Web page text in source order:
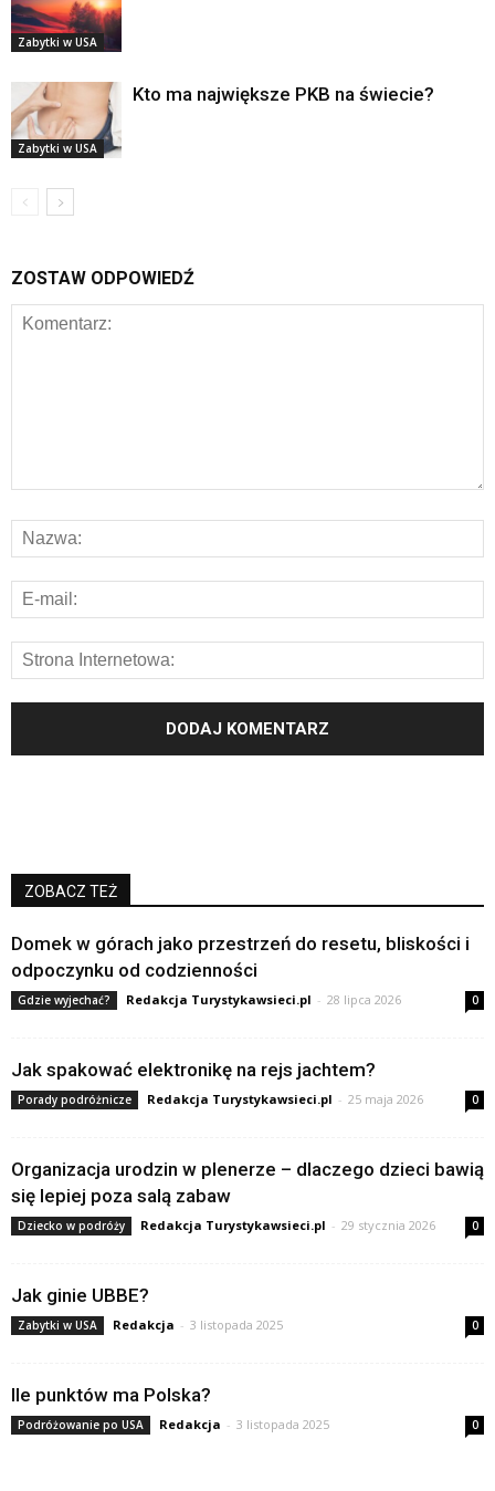
Zabytki w USA
Zabytki w USA
Kto ma największe PKB na świecie?
ZOSTAW ODPOWIEDŹ
ZOBACZ TEŻ
Domek w górach jako przestrzeń do resetu, bliskości i
odpoczynku od codzienności
Gdzie wyjechać? Redakcja Turystykawsieci.pl - 28 lipca 2026 0
Jak spakować elektronikę na rejs jachtem?
Porady podróżnicze Redakcja Turystykawsieci.pl - 25 maja 2026 0
Organizacja urodzin w plenerze – dlaczego dzieci bawią
się lepiej poza salą zabaw
Dziecko w podróży Redakcja Turystykawsieci.pl - 29 stycznia 2026 0
Jak ginie UBBE?
Zabytki w USA Redakcja - 3 listopada 2025 0
Ile punktów ma Polska?
Podróżowanie po USA Redakcja - 3 listopada 2025 0